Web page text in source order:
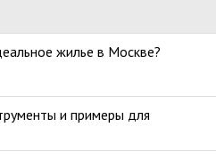
жилье в Москве?
и примеры для